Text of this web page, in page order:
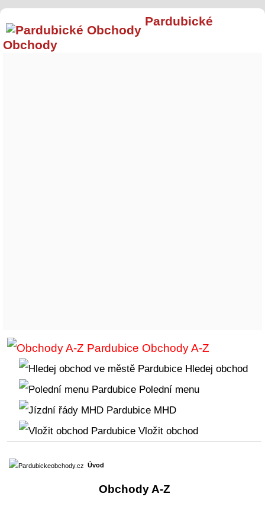
Pardubické
Obchody
Obchody A-Z
Hledej obchod
Polední menu
MHD
Vložit obchod
Úvod
Obchody A-Z